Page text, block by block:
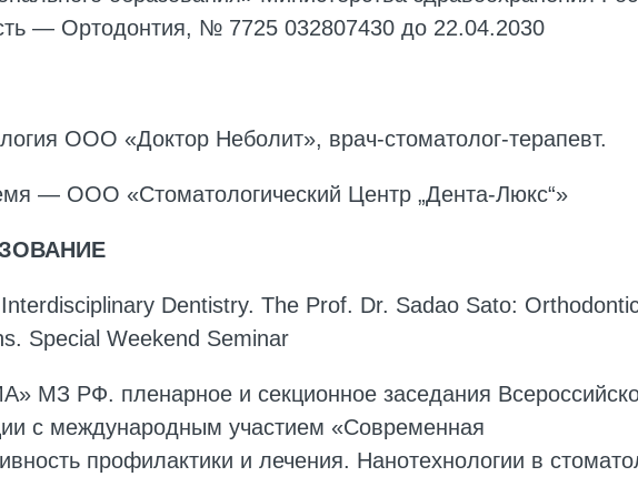
— Ортодонтия, № 7725 032807430 до 22.04.2030
ООО «Доктор Неболит», врач-стоматолог-терапевт.
— ООО «Стоматологический Центр „Дента-Люкс“»
Dentistry. The Prof. Dr. Sadao Sato:
Special Weekend Seminar
РФ. пленарное и секционное заседания
с международным участием «Современная
профилактики и лечения. Нанотехнологии в